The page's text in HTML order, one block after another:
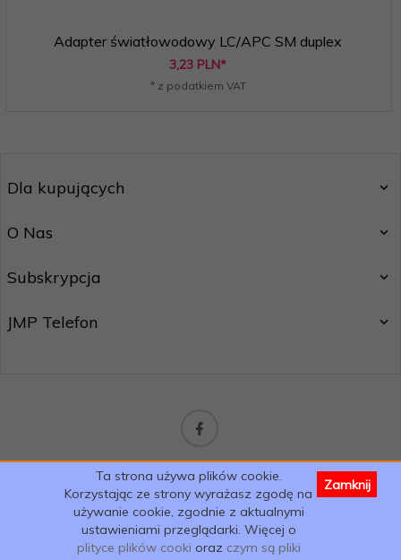
Adapter światłowodowy LC/APC SM duplex
3,23 PLN*
* z podatkiem VAT
Dla kupujących
O Nas
Subskrypcja
JMP Telefon
oprogramowanie sklepu internetowego
Ta strona używa plików cookie.
Korzystając ze strony wyrażasz zgodę na
używanie cookie, zgodnie z aktualnymi
ustawieniami przeglądarki. Więcej o
plityce plików cooki oraz czym są pliki
Zamknij